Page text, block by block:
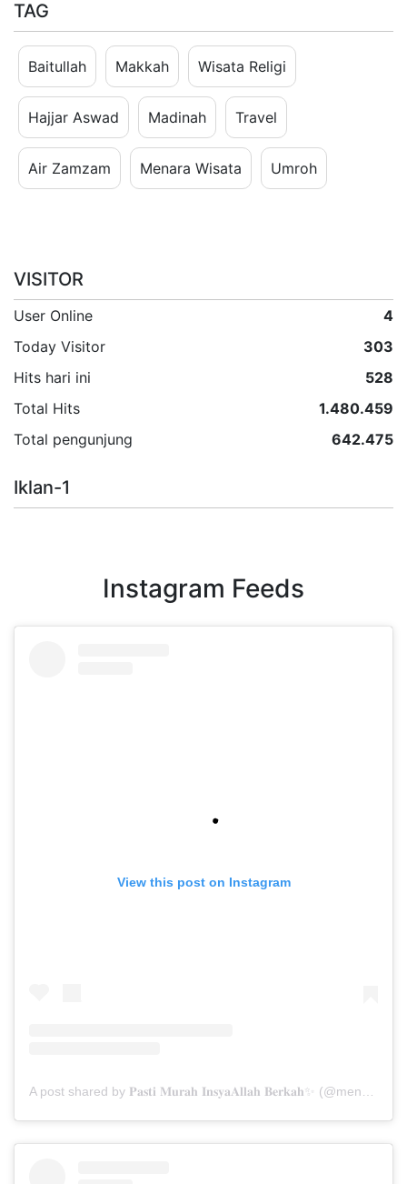
TAG
Baitullah Makkah Wisata Religi
Hajjar Aswad Madinah Travel
Air Zamzam Menara Wisata Umroh
VISITOR
User Online
4
Today Visitor
303
Hits hari ini
528
Total Hits
1.480.459
Total pengunjung
642.475
Iklan-1
Instagram Feeds
View this post on Instagram
A post shared by 𝐏𝐚𝐬𝐭𝐢 𝐌𝐮𝐫𝐚𝐡 𝐈𝐧𝐬𝐲𝐚𝐀𝐥𝐥𝐚𝐡 𝐁𝐞𝐫𝐤𝐚𝐡✨ (@menarabuanawisata)